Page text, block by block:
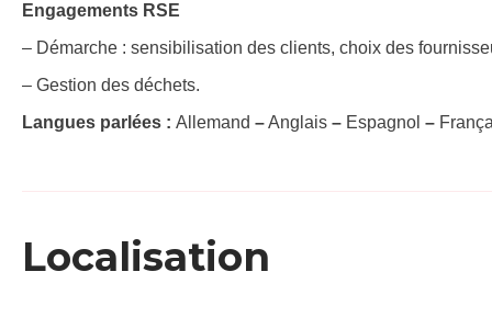
Engagements RSE
– Démarche : sensibilisation des clients, choix des
– Gestion des déchets.
Langues parlées : Allemand –Anglais – Espagnol –
Localisation